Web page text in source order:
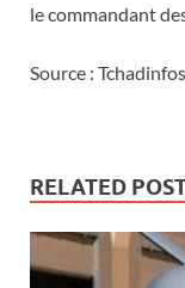
le commandant
Source : Tchadinfos
RELATED